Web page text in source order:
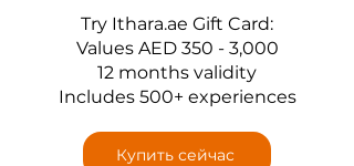
Try Ithara.ae Gift Card:
Values AED 350 - 3,000
12 months validity
Includes 500+ experiences
Купить сейчас